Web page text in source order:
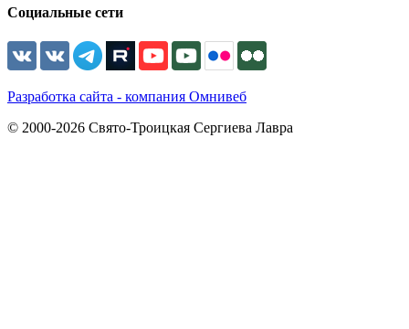
Социальные сети
Разработка сайта - компания Омнивеб
© 2000-2026 Свято-Троицкая Сергиева Лавра